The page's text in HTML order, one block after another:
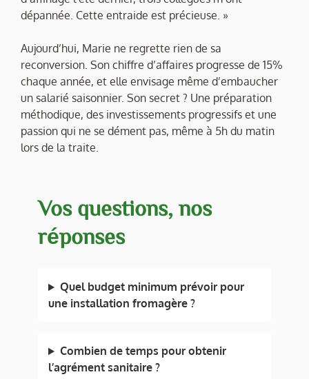
dépannée. Cette entraide est précieuse. »
Aujourd’hui, Marie ne regrette rien de sa
reconversion. Son chiffre d’affaires progresse de 15%
chaque année, et elle envisage même d’embaucher
un salarié saisonnier. Son secret ? Une préparation
méthodique, des investissements progressifs et une
passion qui ne se dément pas, même à 5h du matin
lors de la traite.
Vos questions, nos
réponses
Quel budget minimum prévoir pour
une installation fromagère ?
Combien de temps pour obtenir
l’agrément sanitaire ?